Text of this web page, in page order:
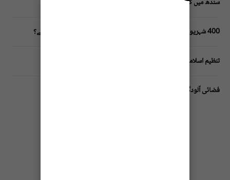
سندھ میں گاڑیوں کی انشورنس لازمی قرار
400 شہریوں کیلئے ایک پولیس اہلکار لازمی، کراچی میں صورتحال کیا ہے؟
تنظیم اسلامی کے زیرِ اہتمام ملک گیر آگاہی مہم!
فضائی آلودگی انسانی دماغ کیلیے کیسے خطرناک ثابت ہورہی ہے؟